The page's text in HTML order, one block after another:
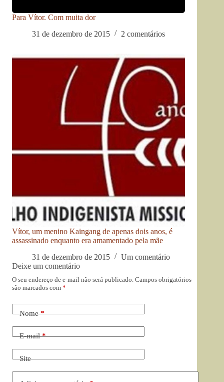
Para Vítor. Com muita dor
31 de dezembro de 2015
2 comentários
Vítor, um menino Kaingang de apenas dois anos, é
assassinado enquanto era amamentado pela mãe
31 de dezembro de 2015
Um comentário
Deixe um comentário
O seu endereço de e-mail não será publicado. Campos obrigatórios
são marcados com *
Nome*
E-mail*
Site